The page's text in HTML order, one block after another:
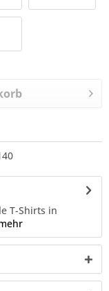
T-Shirts in